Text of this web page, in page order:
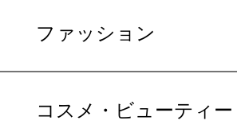
ファッション
コスメ・ビューティー